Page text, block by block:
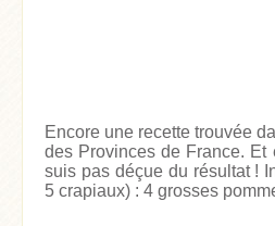
Encore une recette trouvée
des Provinces de France. Et
suis pas déçue du résultat !
5 crapiaux) : 4 grosses